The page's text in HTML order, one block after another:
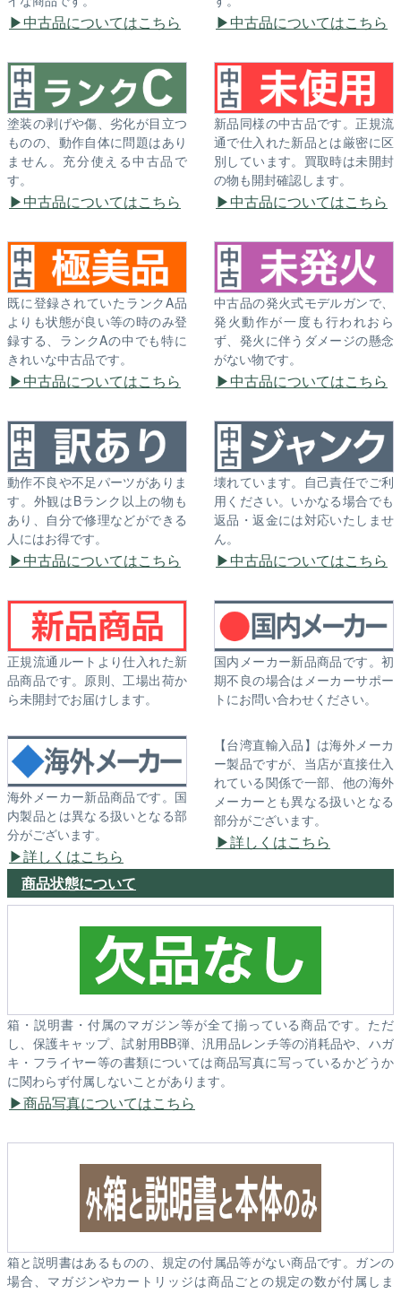
中古品についてはこちら 中古品についてはこちら
塗装の剥げや傷、劣化が目立つ
ものの、動作自体に問題はあり
ません。充分使える中古品で
す。
中古品についてはこちら
新品同様の中古品です。正規流
通で仕入れた新品とは厳密に区
別しています。買取時は未開封
の物も開封確認します。
中古品についてはこちら
既に登録されていたランクA品
よりも状態が良い等の時のみ登
録する、ランクAの中でも特に
きれいな中古品です。
中古品についてはこちら
中古品の発火式モデルガンで、
発火動作が一度も行われおら
ず、発火に伴うダメージの懸念
がない物です。
中古品についてはこちら
動作不良や不足パーツがありま
す。外観はBランク以上の物も
あり、自分で修理などができる
人にはお得です。
中古品についてはこちら
壊れています。自己責任でご利
用ください。いかなる場合でも
返品・返金には対応いたしませ
ん。
中古品についてはこちら
正規流通ルートより仕入れた新
品商品です。原則、工場出荷か
ら未開封でお届けします。
国内メーカー新品商品です。初
期不良の場合はメーカーサポー
トにお問い合わせください。
海外メーカー新品商品です。国
内製品とは異なる扱いとなる部
分がございます。
詳しくはこちら
【台湾直輸入品】は海外メーカ
ー製品ですが、当店が直接仕入
れている関係で一部、他の海外
メーカーとも異なる扱いとなる
部分がございます。
詳しくはこちら
商品状態について
箱・説明書・付属のマガジン等が全て揃っている商品です。ただ
し、保護キャップ、試射用BB弾、汎用品レンチ等の消耗品や、ハガ
キ・フライヤー等の書類については商品写真に写っているかどうか
に関わらず付属しないことがあります。
商品写真についてはこちら
箱と説明書はあるものの、規定の付属品等がない商品です。ガンの
場合、マガジンやカートリッジは商品ごとの規定の数が付属しま